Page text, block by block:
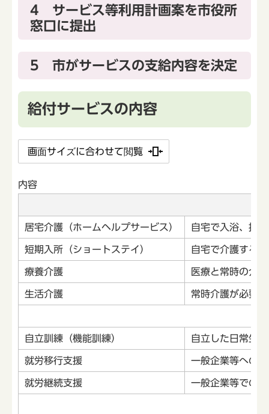
4 サービス等利用計画案を市役所
窓口に提出
5 市がサービスの支給内容を決定
給付サービスの内容
画面サイズに合わせて閲覧
内容
居宅介護（ホームヘルプサービス） 自宅で入浴、排
短期入所（ショートステイ） 自宅で介護する
療養介護 医療と常時の介
生活介護 常時介護が必要
自立訓練（機能訓練） 自立した日常生
就労移行支援 一般企業等への
就労継続支援 一般企業等での